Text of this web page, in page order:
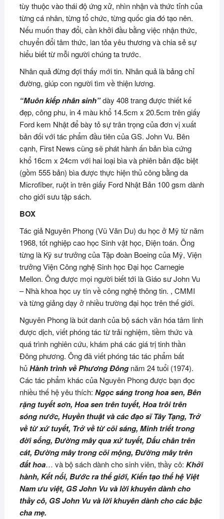
tùy thuộc vào thái độ ứng xử, nhìn nhận và thức tỉnh của
từng cá nhân, từng tổ chức, từng quốc gia đó tạo nên.
Nếu muốn thay đổi, cần khởi đầu bằng việc nhận thức,
chuyển đổi tâm thức, lan tỏa yêu thương và chia sẻ sự
hiểu biết từ mỗi người chúng ta trước.
Nhân quả đừng đợi thấy mới tin. Nhân quả là bảng chỉ
đường, giúp con người tìm về thiện lương.
“Muôn kiếp nhân sinh”dày 408 trang được thiết kế
đẹp, công phu, in 4 màu khổ 14.5cm x 20.5cm trên giấy
Ford kem Nhật để bày tỏ sự trân trọng của đơn vị xuất
bản đối với tác phẩm đầu tiên của GS. John Vu. Bên
cạnh, First News cũng sẽ phát hành ấn bản bìa cứng
khổ 16cm x 24cm với hai loại bìa và phiên bản đặc biệt
(gồm 555 bản) bìa được thực hiện thủ công bằng da
Microfiber, ruột in trên giấy Ford Nhật Bản 100 gsm dành
cho giới sưu tập sách.
BOX
Tác giả Nguyên Phong (Vũ Văn Du) du học ở Mỹ từ năm
1968, tốt nghiệp cao học Sinh vật học, Điện toán. Ông
từng là Kỹ sư trưởng của Tập đoàn Boeing của Mỹ, Viện
trưởng Viện Công nghệ Sinh học Đại học Carnegie
Mellon. Ông được mọi người biết tới là Giáo sư John Vu
– Nhà khoa học uy tín về công nghệ thông tin. , CMMI
và từng giảng dạy ở nhiều trường đại học trên thế giới.
Nguyên Phong là bút danh của bộ sách văn hóa tâm linh
được dịch, viết phóng tác từ trải nghiệm, tiềm thức và
quá trình nghiên cứu, khám phá các giá trị tinh thần
Đông phương. Ông đã viết phóng tác tác phẩm bất
hủHành trình về Phương Đôngnăm 24 tuổi (1974).
Các tác phẩm khác của Nguyên Phong được bạn đọc
nhiều thế hệ yêu thích: Ngọc sáng trong hoa sen, Bên
rặng tuyết sơn, Hoa sen trên tuyết, Hoa trôi trên
sóng nước, Huyền thuật và các đạo sĩ Tây Tạng, Trở
về từ xứ tuyết, Trở về từ cõi sáng, Minh triết trong
đời sống, Đường mây qua xứ tuyết, Dấu chân trên
cát, Đường mây trong cõi mộng, Đường mây trên
đất hoa… và bộ sách dành cho sinh viên, thầy cô: Khởi
hành, Kết nối, Bước ra thế giới, Kiến tạo thế hệ Việt
Nam ưu việt, GS John Vu và lời khuyên dành cho
thầy cô, GS John Vu và lời khuyên dành cho các bậc
cha mẹ.